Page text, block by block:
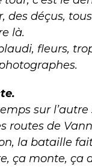
des déçus,
là.
fleurs,
sur l’autre
routes de
la bataille
ça monte, ça